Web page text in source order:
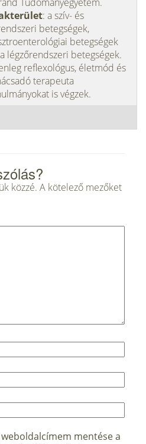
: a szív- és
betegségek,
betegségek
légzőrendszeri betegségek.
reflexológus, életmód és
terapeuta
is végzek.
közzé. A kötelező mezőket
mentése a